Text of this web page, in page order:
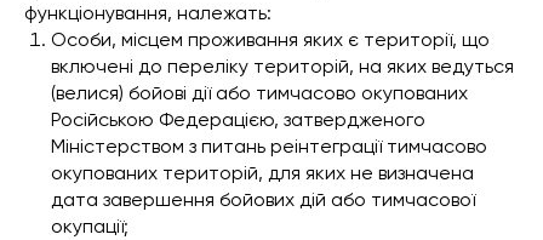
функціонування, належать:
Особи, місцем проживання яких є території, що
включені до переліку територій, на яких ведуться
(велися) бойові дії або тимчасово окупованих
Російською Федерацією, затвердженого
Міністерством з питань реінтеграції тимчасово
окупованих територій, для яких не визначена
дата завершення бойових дій або тимчасової
окупації;